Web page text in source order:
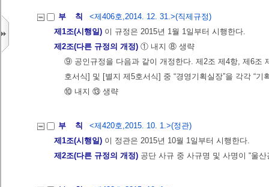
부 칙
<제406호,2014. 12. 31.>(직제규정)
제1조(시행일) 이 규정은 2015년 1월 1일부터 시행한다.
제2조(다른 규정의 개정) ① 내지 ⑧ 생략
⑨ 공인규정을 다음과 같이 개정한다. 제2조 제4항, 제6조
호서식] 및 [별지 제5호서식] 중 “경영기획실장”을 각각 “기
⑩ 내지 ⑬ 생략
부 칙
<제420호,2015. 10. 1.>(정관)
제1조(시행일) 이 정관은 2015년 10월 1일부터 시행한다.
제2조(다른 규정의 개정) 공단 사규 중 사규명 및 사명이 “울